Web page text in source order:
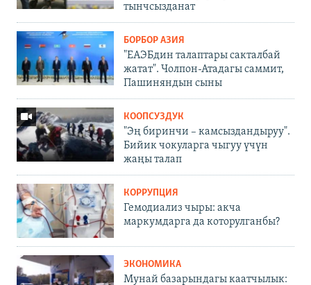
тынчсызданат
БОРБОР АЗИЯ
"ЕАЭБдин талаптары сакталбай
жатат". Чолпон-Атадагы саммит,
Пашиняндын сыны
КООПСУЗДУК
"Эң биринчи – камсыздандыруу".
Бийик чокуларга чыгуу үчүн
жаңы талап
КОРРУПЦИЯ
Гемодиализ чыры: акча
маркумдарга да которулганбы?
ЭКОНОМИКА
Мунай базарындагы каатчылык: